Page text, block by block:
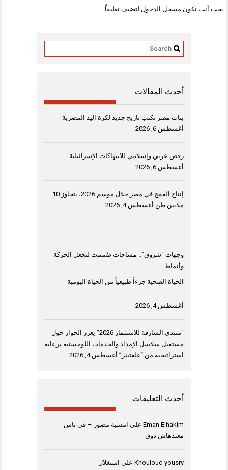
يجب أنت تكون مسجل الدخول لتضيف تعليقاً.
أحدث المقالات
بنات مصر تكتب تاريخ جديد لكرة اليد المصرية
أغسطس 6, 2026
رفض عربي وإسلامي للانتهاكات الإسرائيلية
أغسطس 6, 2026
إنتاج القمح في مصر خلال موسم 2026، يتجاوز 10
ملايين طن أغسطس 4, 2026
وجهات “شروق”.. مساحات صُممت لتجعل الحركة
وأنماط
الحياة الصحية جزءاً طبيعياً من الحياة اليومية
أغسطس 4, 2026
“منتدى الشارقة للاستثمار 2026” يعزز الحوار حول
مستقبل سلاسل الإمداد والخدمات اللوجستية برعاية
استراتيجية من “غلفتينر” أغسطس 4, 2026
أحدث التعليقات
Eman Elhakim على امسية مصور – فى ناس
معندهاش ذوق
Khouloud yousry على استغلال